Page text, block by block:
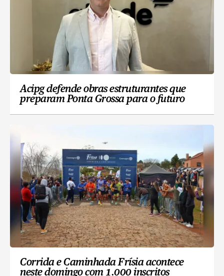
Acipg defende obras estruturantes que
preparam Ponta Grossa para o futuro
Corrida e Caminhada Frísia acontece
neste domingo com 1.000 inscritos